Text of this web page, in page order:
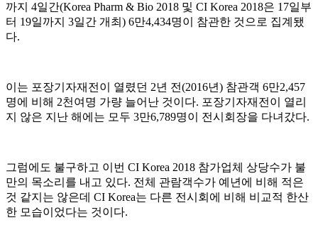
까지 4일간(Korea Pharm & Bio 2018 및 CI Korea 2018은 17일부
터 19일까지 3일간 개최) 6만4,434명이 참관한 것으로 집계됐
다.
이는 포장기자재전이 열렸던 2년 전(2016년) 참관객 6만2,457
명에 비해 2천여명 가량 늘어난 것이다. 포장기자재전이 열리
지 않은 지난 해에는 모두 3만6,789명이 전시회장을 다녀갔다.
그럼에도 불구하고 이번 CI Korea 2018 참가업체 상당수가 불
만의 목소리를 내고 있다. 전체 관람객수가 예년에 비해 적은
것 같지는 않은데 CI Korea는 다른 전시회에 비해 비교적 한산
한 모습이었다는 것이다.